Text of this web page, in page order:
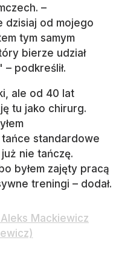
–
dzisiaj od mojego
tym samym
bierze udział
podkreślił.
ale od 40 lat
tu jako chirurg.
tańce standardowe
nie tańczę.
byłem zajęty pracą
treningi – dodał.
Mackiewicz